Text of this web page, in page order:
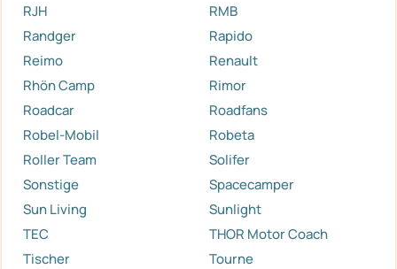
RJH
RMB
Randger
Rapido
Reimo
Renault
Rhön Camp
Rimor
Roadcar
Roadfans
Robel-Mobil
Robeta
Roller Team
Solifer
Sonstige
Spacecamper
Sun Living
Sunlight
TEC
THOR Motor Coach
Tischer
Tourne